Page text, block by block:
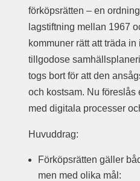
förköpsrätten – en
lagstiftning mellan 1967
kommuner rätt att träda
tillgodose
togs bort för att den
och kostsam. Nu föreslås
med digitala processer
Huvuddrag:
Förköpsrätten gäller
men med olika mål: